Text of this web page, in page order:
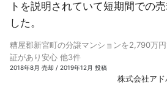
トを説明されていて短期間での
した。
糟屋郡新宮町の分譲マンションを2,790万
証があり安心 他3件
2018年8月 売却 / 2019年12月 投稿
株式会社ア